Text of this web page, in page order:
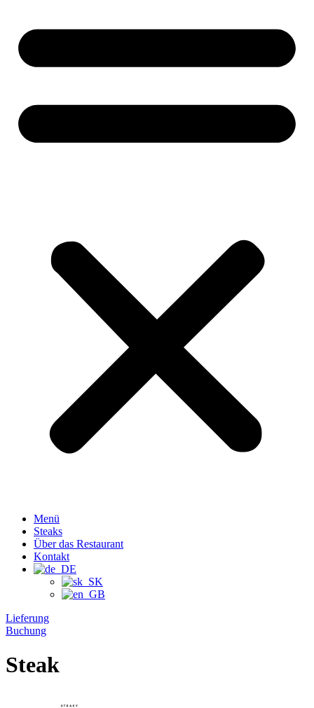
Menü
Steaks
Über das Restaurant
Kontakt
Lieferung
Buchung
Steak